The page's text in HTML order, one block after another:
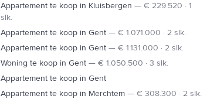
Appartement te koop in Kluisbergen — € 229.520 · 1
slk.
Appartement te koop in Gent— € 1.071.000 · 2 slk.
Appartement te koop in Gent— € 1.131.000 · 2 slk.
Woning te koop in Gent— € 1.050.500 · 3 slk.
Appartement te koop in Gent
Appartement te koop in Merchtem— € 308.300 · 2 slk.